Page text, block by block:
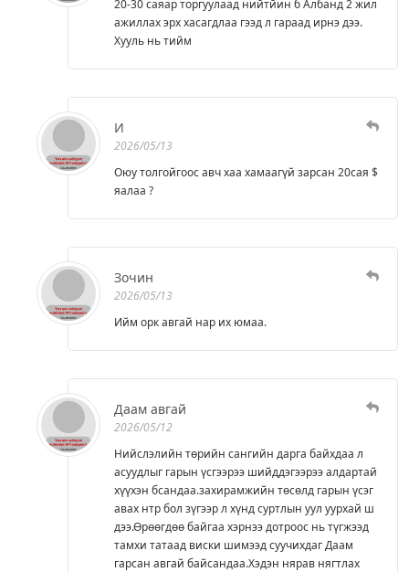
20-30 саяар торгуулаад нийтйин б Албанд 2 жил
ажиллах эрх хасагдлаа гээд л гараад ирнэ дээ.
Хууль нь тийм
И
2026/05/13
Оюу толгойгоос авч хаа хамаагүй зарсан 20сая $
яалаа ?
Зочин
2026/05/13
Ийм орк авгай нар их юмаа.
Даам авгай
2026/05/12
Нийслэлийн төрийн сангийн дарга байхдаа л
асуудлыг гарын үсгээрээ шийддэгээрээ алдартай
хүүхэн бсандаа.захирамжийн төсөлд гарын үсэг
авах нтр бол зүгээр л хүнд суртлын уул уурхай ш
дээ.Өрөөгдөө байгаа хэрнээ дотроос нь түгжээд
тамхи татаад виски шимээд суучихдаг Даам
гарсан авгай байсандаа.Хэдэн нярав нягтлах